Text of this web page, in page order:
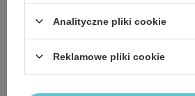
ROZMIAR: 4 5 6 7
8
ROZMIAR:
Analityczne pliki cookie
Reklamowe pliki cookie